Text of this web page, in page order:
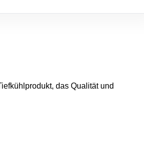
das Qualität und